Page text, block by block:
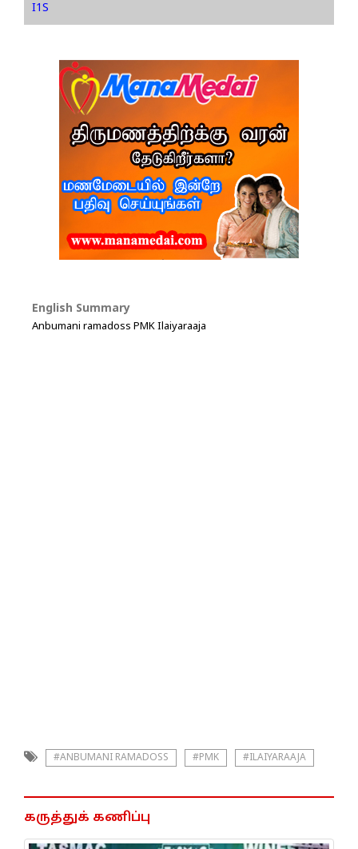
I1S
English Summary
Anbumani ramadoss PMK Ilaiyaraaja
#ANBUMANI RAMADOSS #PMK #ILAIYARAAJA
கருத்துக் கணிப்பு